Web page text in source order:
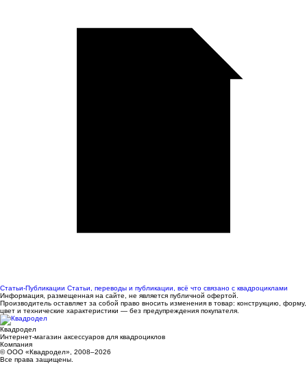
Статьи-Публикации Статьи, переводы и публикации, всё что связано с квадроциклами
Информация, размещенная на сайте, не является публичной офертой.
Производитель оставляет за собой право вносить изменения в товар: конструкцию, форму,
цвет и технические характеристики — без предупреждения покупателя.
Квадродел
Интернет-магазин аксессуаров для квадроциклов
Компания
© ООО «Квадродел», 2008–2026
Все права защищены.